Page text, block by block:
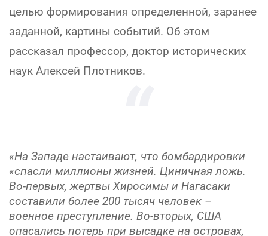
целью формирования определенной, заранее
заданной, картины событий. Об этом
рассказал профессор, доктор исторических
наук Алексей Плотников.
«На Западе настаивают, что бомбардировки
«спасли миллионы жизней. Циничная ложь.
Во-первых, жертвы Хиросимы и Нагасаки
составили более 200 тысяч человек –
военное преступление. Во-вторых, США
опасались потерь при высадке на островах,